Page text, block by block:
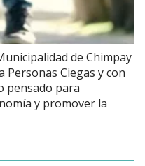
de Chimpay
Personas Ciegas y con
pensado para
y promover la